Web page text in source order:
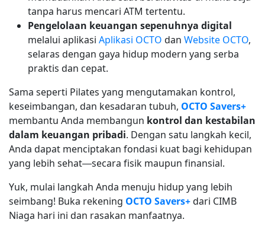
tanpa harus mencari ATM tertentu.
Pengelolaan keuangan sepenuhnya digital
melalui aplikasi Aplikasi OCTO dan Website OCTO,
selaras dengan gaya hidup modern yang serba
praktis dan cepat.
Sama seperti Pilates yang mengutamakan kontrol,
keseimbangan, dan kesadaran tubuh, OCTO Savers+
membantu Anda membangun kontrol dan kestabilan
dalam keuangan pribadi. Dengan satu langkah kecil,
Anda dapat menciptakan fondasi kuat bagi kehidupan
yang lebih sehat—secara fisik maupun finansial.
Yuk, mulai langkah Anda menuju hidup yang lebih
seimbang! Buka rekening OCTO Savers+dari CIMB
Niaga hari ini dan rasakan manfaatnya.